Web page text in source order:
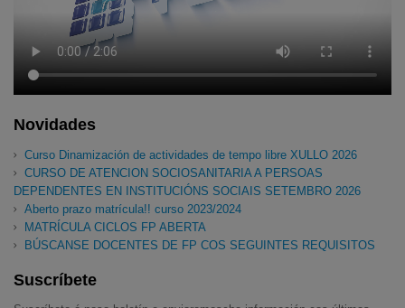
Novidades
Curso Dinamización de actividades de tempo libre XULLO 2026
CURSO DE ATENCION SOCIOSANITARIA A PERSOAS
DEPENDENTES EN INSTITUCIÓNS SOCIAIS SETEMBRO 2026
Aberto prazo matrícula!! curso 2023/2024
MATRÍCULA CICLOS FP ABERTA
BÚSCANSE DOCENTES DE FP COS SEGUINTES REQUISITOS
Suscríbete